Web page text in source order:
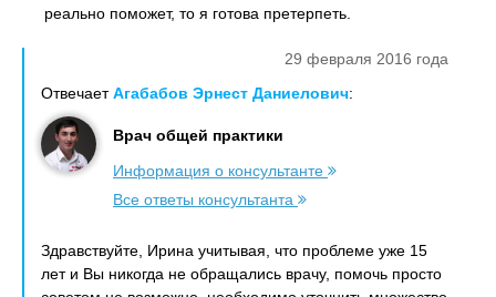
реально поможет, то я готова претерпеть.
29 февраля 2016 года
ОтвечаетАгабабов Эрнест Даниелович:
Врач общей практики
Информация о консультанте
Все ответы консультанта
Здравствуйте, Ирина учитывая, что проблеме уже 15
лет и Вы никогда не обращались врачу, помочь просто